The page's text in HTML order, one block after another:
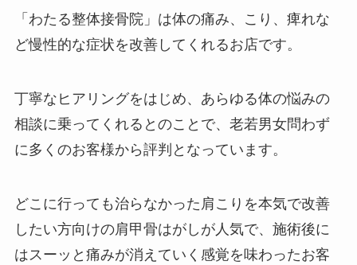
「わたる整体接骨院」は体の痛み、こり、痺れな
ど慢性的な症状を改善してくれるお店です。
丁寧なヒアリングをはじめ、あらゆる体の悩みの
相談に乗ってくれるとのことで、老若男女問わず
に多くのお客様から評判となっています。
どこに行っても治らなかった肩こりを本気で改善
したい方向けの肩甲骨はがしが人気で、施術後に
はスーッと痛みが消えていく感覚を味わったお客